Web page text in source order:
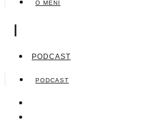
O MENI
|
PODCAST
PODCAST